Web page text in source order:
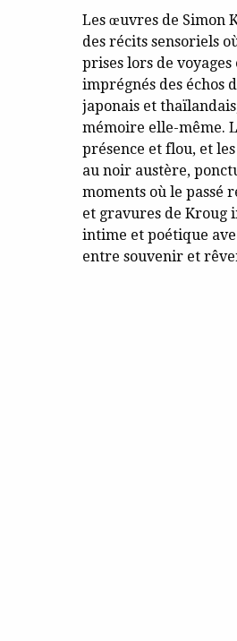
Les œuvres de Simon
des récits sensoriels
prises lors de
imprégnés des échos
japonais et
mémoire elle-même.
présence et flou, et
au noir austère,
moments où le passé
et gravures de Kroug
intime et poétique
entre souvenir et